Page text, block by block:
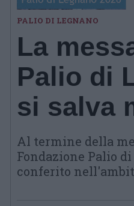
PALIO DI LEGNANO
La
Palio di
si salva
Al termine della
Fondazione Palio
conferito